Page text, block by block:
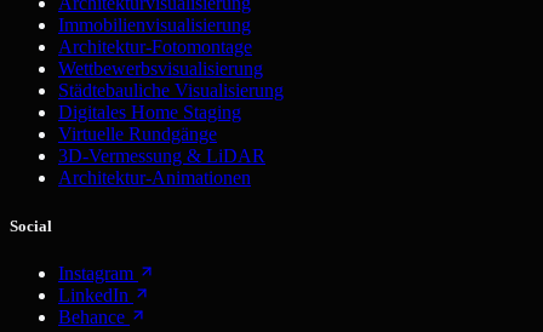
Immobilienvisualisierung
Architektur-Fotomontage
Wettbewerbsvisualisierung
Städtebauliche Visualisierung
Digitales Home Staging
Virtuelle Rundgänge
3D-Vermessung & LiDAR
Architektur-Animationen
Social
Instagram
LinkedIn
Behance